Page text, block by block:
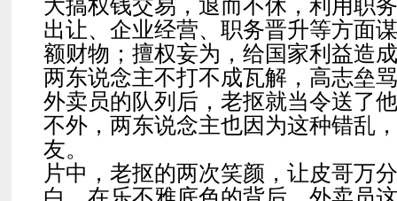
大搞权钱交易，退而不休，利用职
出让、企业经营、职务晋升等方面
额财物；擅权妄为，给国家利益造
两东说念主不打不成瓦解，高志垒
外卖员的队列后，老抠就当令送了
不外，两东说念主也因为这种错乱
友。
片中，老抠的两次笑颜，让皮哥万